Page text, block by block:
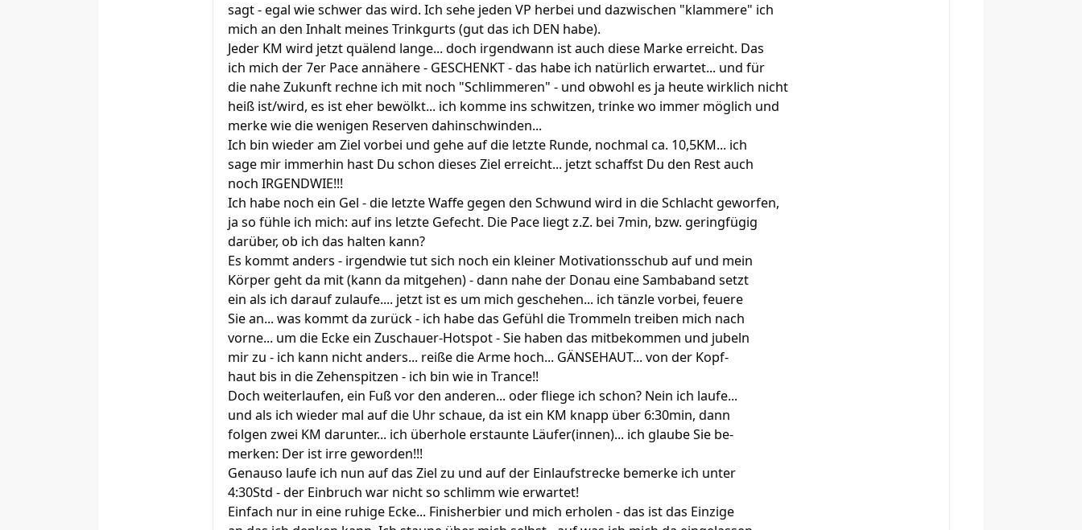
sagt - egal wie schwer das wird. Ich sehe jeden VP herbei und dazwischen "klammere" ich
mich an den Inhalt meines Trinkgurts (gut das ich DEN habe).
Jeder KM wird jetzt quälend lange... doch irgendwann ist auch diese Marke erreicht. Das
ich mich der 7er Pace annähere - GESCHENKT - das habe ich natürlich erwartet... und für
die nahe Zukunft rechne ich mit noch "Schlimmeren" - und obwohl es ja heute wirklich nicht
heiß ist/wird, es ist eher bewölkt... ich komme ins schwitzen, trinke wo immer möglich und
merke wie die wenigen Reserven dahinschwinden...
Ich bin wieder am Ziel vorbei und gehe auf die letzte Runde, nochmal ca. 10,5KM... ich
sage mir immerhin hast Du schon dieses Ziel erreicht... jetzt schaffst Du den Rest auch
noch IRGENDWIE!!!
Ich habe noch ein Gel - die letzte Waffe gegen den Schwund wird in die Schlacht geworfen,
ja so fühle ich mich: auf ins letzte Gefecht. Die Pace liegt z.Z. bei 7min, bzw. geringfügig
darüber, ob ich das halten kann?
Es kommt anders - irgendwie tut sich noch ein kleiner Motivationsschub auf und mein
Körper geht da mit (kann da mitgehen) - dann nahe der Donau eine Sambaband setzt
ein als ich darauf zulaufe.... jetzt ist es um mich geschehen... ich tänzle vorbei, feuere
Sie an... was kommt da zurück - ich habe das Gefühl die Trommeln treiben mich nach
vorne... um die Ecke ein Zuschauer-Hotspot - Sie haben das mitbekommen und jubeln
mir zu - ich kann nicht anders... reiße die Arme hoch... GÄNSEHAUT... von der Kopf-
haut bis in die Zehenspitzen - ich bin wie in Trance!!
Doch weiterlaufen, ein Fuß vor den anderen... oder fliege ich schon? Nein ich laufe...
und als ich wieder mal auf die Uhr schaue, da ist ein KM knapp über 6:30min, dann
folgen zwei KM darunter... ich überhole erstaunte Läufer(innen)... ich glaube Sie be-
merken: Der ist irre geworden!!!
Genauso laufe ich nun auf das Ziel zu und auf der Einlaufstrecke bemerke ich unter
4:30Std - der Einbruch war nicht so schlimm wie erwartet!
Einfach nur in eine ruhige Ecke... Finisherbier und mich erholen - das ist das Einzige